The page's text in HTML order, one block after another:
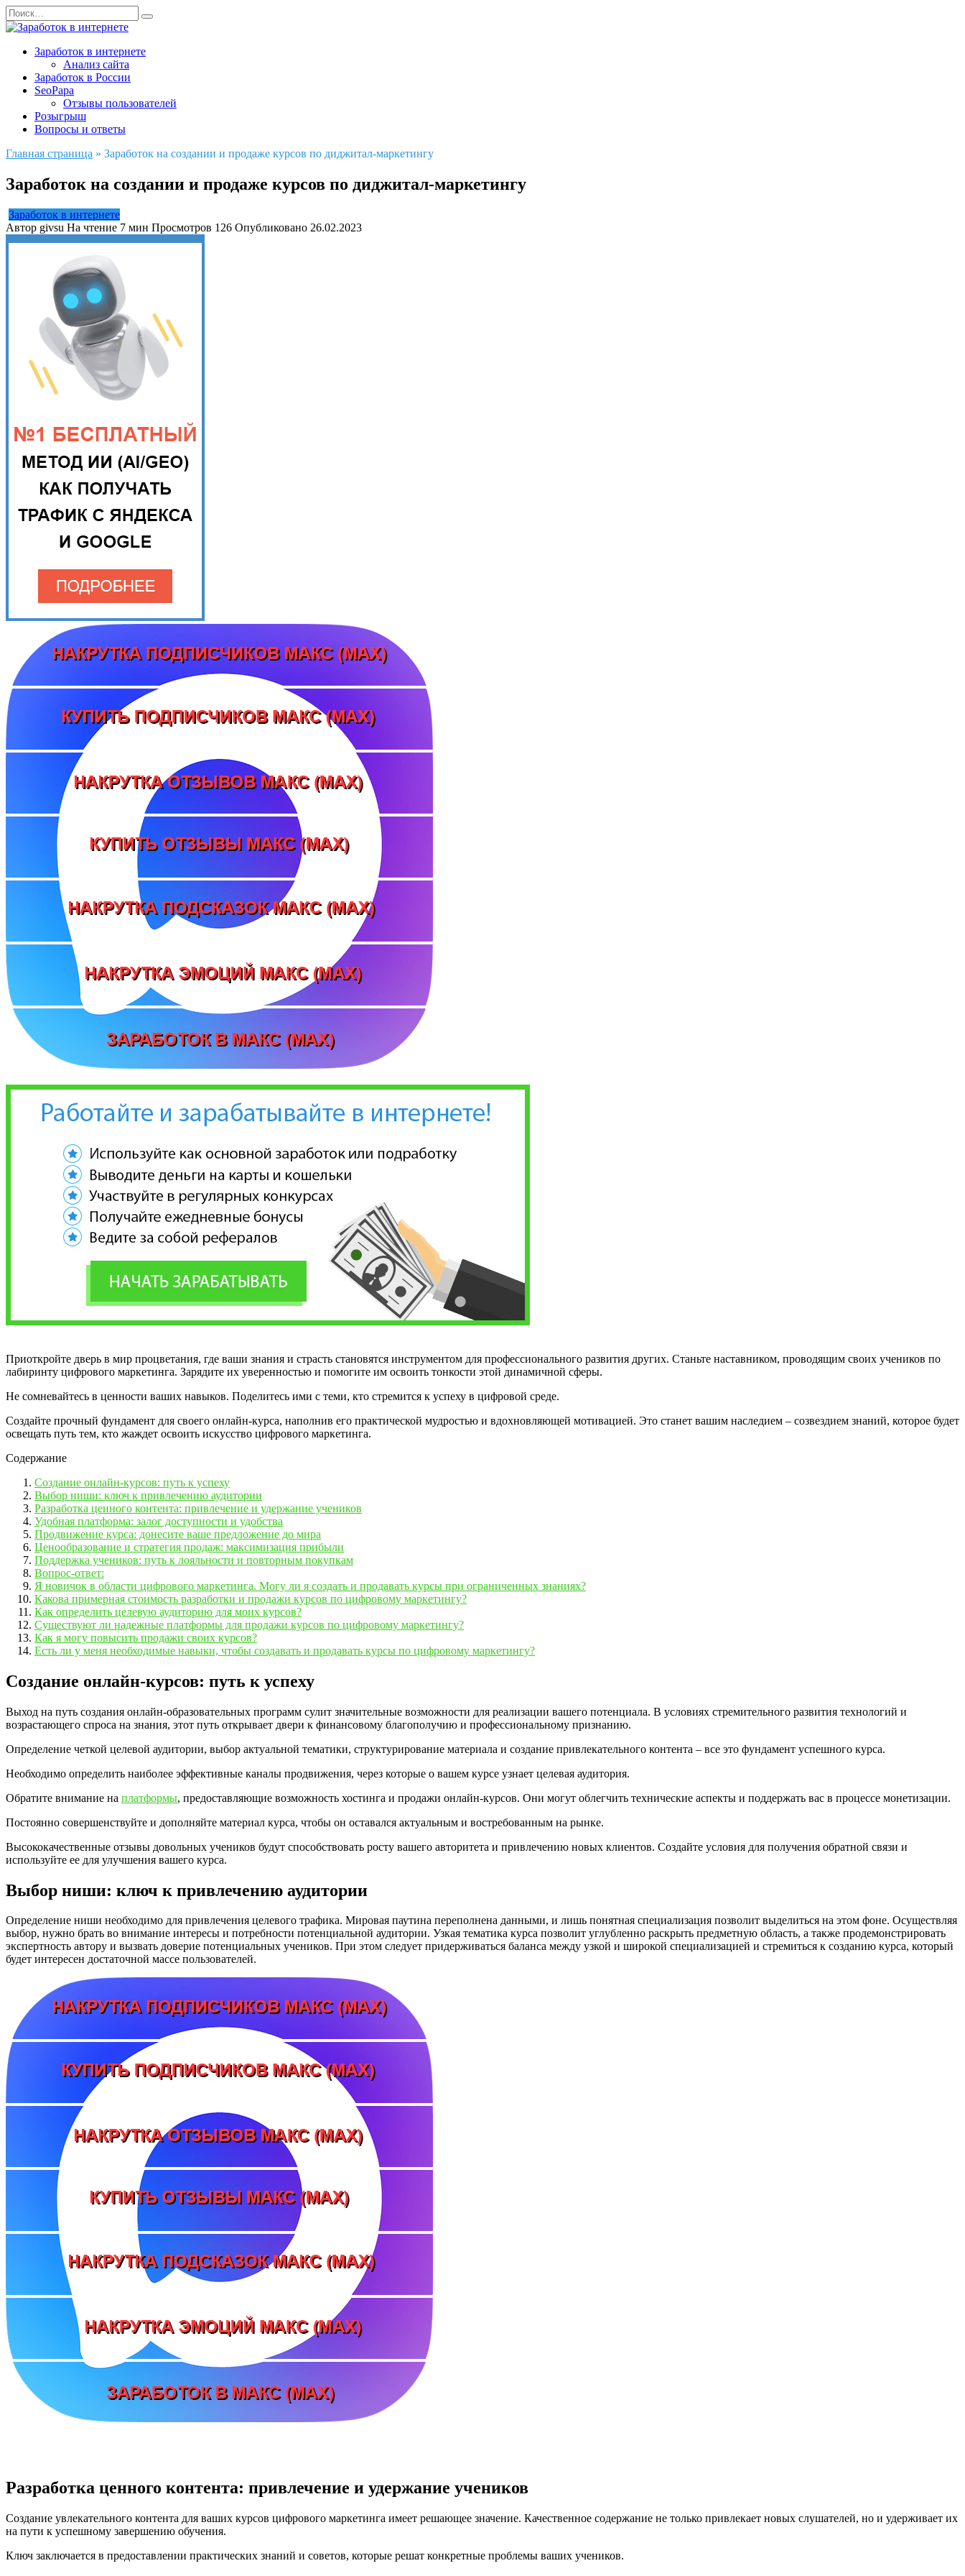
Перейти
к
содержанию
Search
for:
Заработок в интернете
Анализ сайта
Заработок в России
SeoPapa
Отзывы пользователей
Розыгрыш
Вопросы и ответы
Главная страница » Заработок на создании и продаже курсов по диджитал-маркетингу
Заработок на создании и продаже курсов по диджитал-маркетингу
Заработок в интернете
Автор givsu На чтение 7 мин Просмотров 126 Опубликовано 26.02.2023
Приоткройте дверь в мир процветания, где ваши знания и страсть становятся инструментом для профессионального развития других. Станьте наставником, проводящим своих учеников по
лабиринту цифрового маркетинга. Зарядите их уверенностью и помогите им освоить тонкости этой динамичной сферы.
Не сомневайтесь в ценности ваших навыков. Поделитесь ими с теми, кто стремится к успеху в цифровой среде.
Создайте прочный фундамент для своего онлайн-курса, наполнив его практической мудростью и вдохновляющей мотивацией. Это станет вашим наследием – созвездием знаний, которое будет
освещать путь тем, кто жаждет освоить искусство цифрового маркетинга.
Содержание
Создание онлайн-курсов: путь к успеху
Выбор ниши: ключ к привлечению аудитории
Разработка ценного контента: привлечение и удержание учеников
Удобная платформа: залог доступности и удобства
Продвижение курса: донесите ваше предложение до мира
Ценообразование и стратегия продаж: максимизация прибыли
Поддержка учеников: путь к лояльности и повторным покупкам
Вопрос-ответ:
Я новичок в области цифрового маркетинга. Могу ли я создать и продавать курсы при ограниченных знаниях?
Какова примерная стоимость разработки и продажи курсов по цифровому маркетингу?
Как определить целевую аудиторию для моих курсов?
Существуют ли надежные платформы для продажи курсов по цифровому маркетингу?
Как я могу повысить продажи своих курсов?
Есть ли у меня необходимые навыки, чтобы создавать и продавать курсы по цифровому маркетингу?
Создание онлайн-курсов: путь к успеху
Выход на путь создания онлайн-образовательных программ сулит значительные возможности для реализации вашего потенциала. В условиях стремительного развития технологий и
возрастающего спроса на знания, этот путь открывает двери к финансовому благополучию и профессиональному признанию.
Определение четкой целевой аудитории, выбор актуальной тематики, структурирование материала и создание привлекательного контента – все это фундамент успешного курса.
Необходимо определить наиболее эффективные каналы продвижения, через которые о вашем курсе узнает целевая аудитория.
Обратите внимание на платформы, предоставляющие возможность хостинга и продажи онлайн-курсов. Они могут облегчить технические аспекты и поддержать вас в процессе монетизации.
Постоянно совершенствуйте и дополняйте материал курса, чтобы он оставался актуальным и востребованным на рынке.
Высококачественные отзывы довольных учеников будут способствовать росту вашего авторитета и привлечению новых клиентов. Создайте условия для получения обратной связи и
используйте ее для улучшения вашего курса.
Выбор ниши: ключ к привлечению аудитории
Определение ниши необходимо для привлечения целевого трафика. Мировая паутина переполнена данными, и лишь понятная специализация позволит выделиться на этом фоне. Осуществляя
выбор, нужно брать во внимание интересы и потребности потенциальной аудитории. Узкая тематика курса позволит углубленно раскрыть предметную область, а также продемонстрировать
экспертность автору и вызвать доверие потенциальных учеников. При этом следует придерживаться баланса между узкой и широкой специализацией и стремиться к созданию курса, который
будет интересен достаточной массе пользователей.
Разработка ценного контента: привлечение и удержание учеников
Создание увлекательного контента для ваших курсов цифрового маркетинга имеет решающее значение. Качественное содержание не только привлекает новых слушателей, но и удерживает их
на пути к успешному завершению обучения.
Ключ заключается в предоставлении практических знаний и советов, которые решат конкретные проблемы ваших учеников.